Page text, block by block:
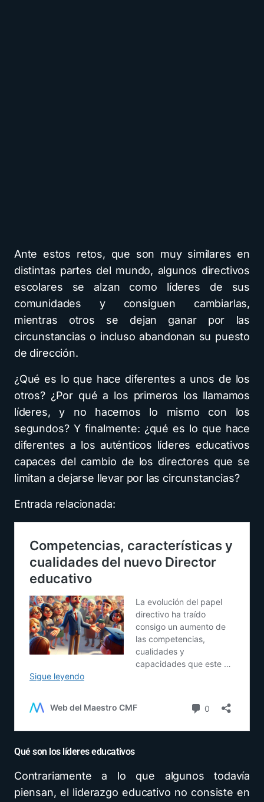
Ante estos retos, que son muy similares en
distintas partes del mundo, algunos directivos
escolares se alzan como líderes de sus
comunidades y consiguen cambiarlas,
mientras otros se dejan ganar por las
circunstancias o incluso abandonan su puesto
de dirección.
¿Qué es lo que hace diferentes a unos de los
otros? ¿Por qué a los primeros los llamamos
líderes, y no hacemos lo mismo con los
segundos? Y finalmente: ¿qué es lo que hace
diferentes a los auténticos líderes educativos
capaces del cambio de los directores que se
limitan a dejarse llevar por las circunstancias?
Entrada relacionada:
Qué son los líderes educativos
Contrariamente a lo que algunos todavía
piensan, el liderazgo educativo no consiste en